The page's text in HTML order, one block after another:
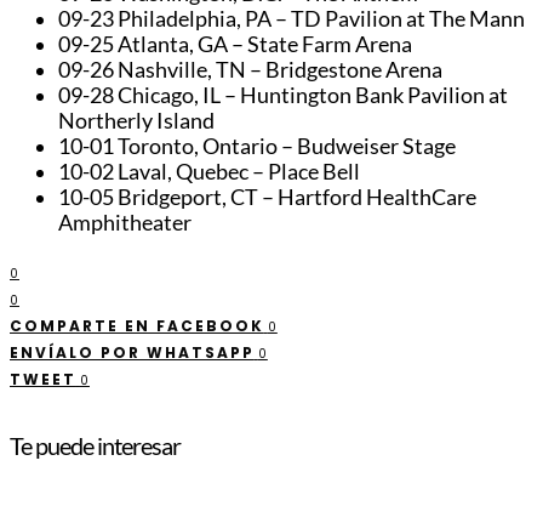
09-23 Philadelphia, PA – TD Pavilion at The Mann
09-25 Atlanta, GA – State Farm Arena
09-26 Nashville, TN – Bridgestone Arena
09-28 Chicago, IL – Huntington Bank Pavilion at
Northerly Island
10-01 Toronto, Ontario – Budweiser Stage
10-02 Laval, Quebec – Place Bell
10-05 Bridgeport, CT – Hartford HealthCare
Amphitheater
0
0
COMPARTE EN FACEBOOK 0
ENVÍALO POR WHATSAPP 0
TWEET 0
Te puede interesar